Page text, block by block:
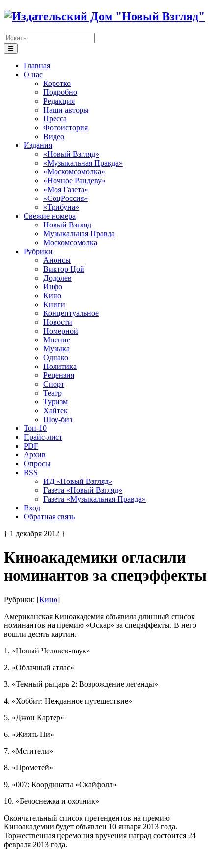
☰
Главная
О нас
Коротко
Подробно
Редакция
Наши авторы
Пресса
Фотоистория
Видео
Издания
«Новый Взгляд»
«Музыкальная Правда»
«Москомсомолка»
«Ночное Рандеву»
«Моя Газета»
«СоцРоссия»
«Трибуна»
Свежие номера
Новый Взгляд
Музыкальная Правда
Москомсомолка
Рубрики
Анонсы
Виктор Цой
Додолев
Инфо
Кино
Книги
Концептуальное
Новости
Номерной
Мнение
Музыка
Однако
Политика
Рецензия
Спорт
Театр
Туризм
Хайтек
Шоу-биз
Топ-10
Прайс-лист
PDF
Архив
Опросы
RSS
ИД «Новый Взгляд»
Газета «Новый Взгляд»
Газета «Музыкальная Правда»
Вход
Обратная связь
{ 1 декабря 2012 }
Киноакадемики огласили
номинантов за спецэффекты
Рубрики: [Кино]
Американская Киноакадемия объявила длинный список
номинантов на премию «Оскар» за спецэффекты. В него
вошли десять картин.
1. «Новый Человек-паук»
2. «Облачный атлас»
3. «Темный рыцарь 2: Возрождение легенды»
4. «Хоббит: Нежданное путешествие»
5. «Джон Картер»
6. «Жизнь Пи»
7. «Мстители»
8. «Прометей»
9. «007: Координаты «Скайфолл»
10. «Белоснежка и охотник»
Окончательный список претендентов на премию
Киноакадемии будет объявлен 10 января 2013 года.
Торжественная церемония вручения наград состоится 24
февраля 2013 года.